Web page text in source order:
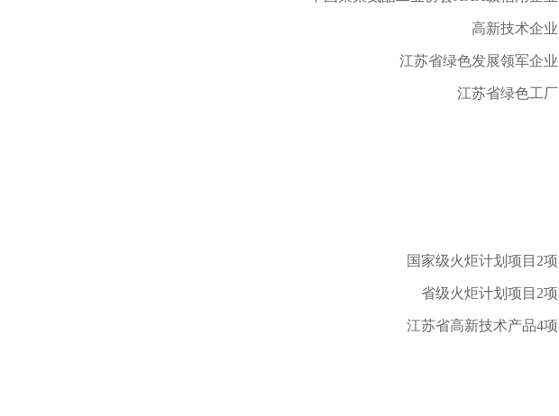
高新技术企业
江苏省绿色发展领军企业
江苏省绿色工厂
国家级火炬计划项目2项
省级火炬计划项目2项
江苏省高新技术产品4项